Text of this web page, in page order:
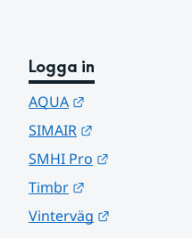
Logga in
AQUA
SIMAIR
SMHI Pro
Timbr
Vinterväg